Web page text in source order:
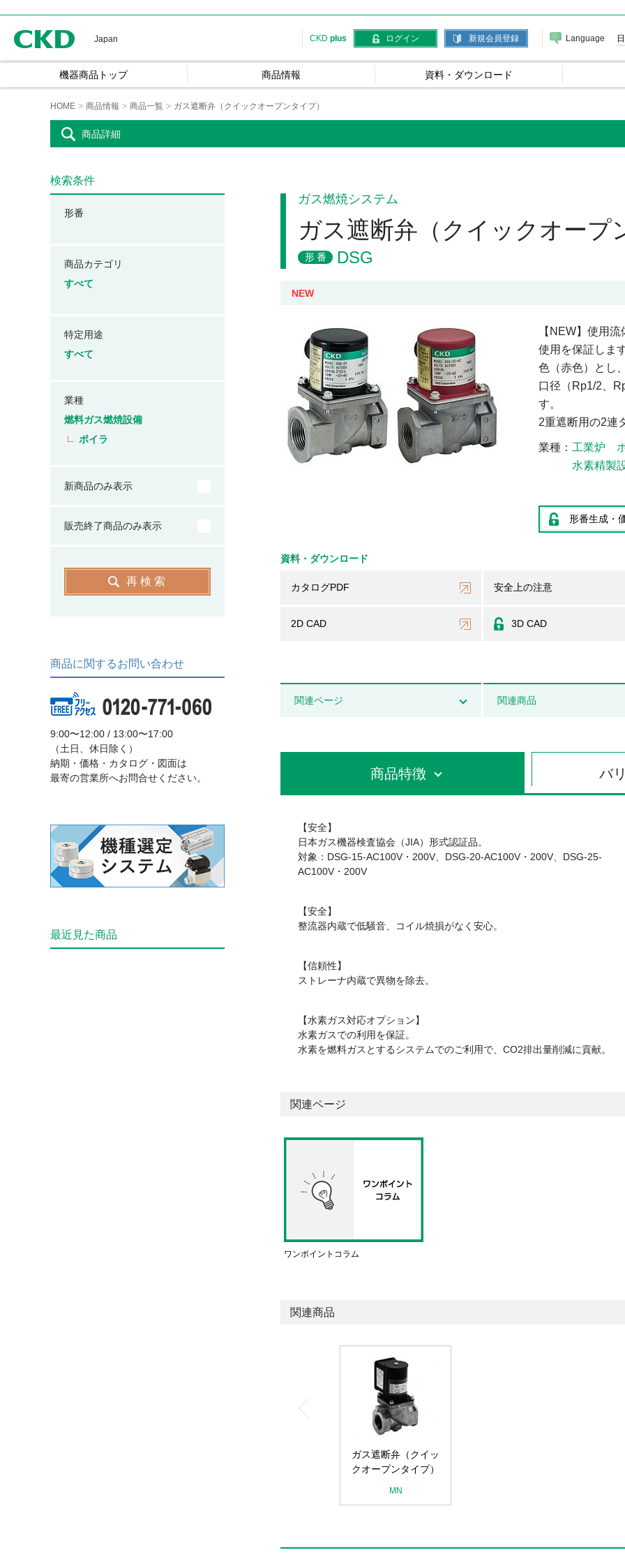
Japan CKD plus ログイン 新規会員登録 Language
機器商品トップ 商品情報 資料・ダウンロード
HOME 商品情報 商品一覧 ガス遮断弁（クイックオープンタイプ）
商品詳細
ガス燃焼システム
ガス遮断弁（クイックオープ
形番 DSG
NEW
【NEW】使用
使用を保証しま
色（赤色）とし
口径（Rp1/2、
す。
2重遮断用の2連
業種 工業炉
水素精製
形番生成・
資料・ダウンロード
カタログPDF 安全上の注意
2D CAD 3D CAD
関連ページ 関連商品
商品特徴 バ
【安全】
日本ガス機器検査協会（JIA）形式認証品。
対象：DSG-15-AC100V・200V、DSG-20-AC100V・200V、DSG-25-
AC100V・200V
【安全】
整流器内蔵で低騒音、コイル焼損がなく安心。
【信頼性】
ストレーナ内蔵で異物を除去。
【水素ガス対応オプション】
水素ガスでの利用を保証。
水素を燃料ガスとするシステムでのご利用で、CO2排出量削減に貢献。
関連ページ
ワンポイントコラム
関連商品
ガス遮断弁（クイッ
クオープンタイプ）
MN
検索条件
形番
商品カテゴリ
すべて
特定用途
すべて
業種
燃料ガス燃焼設備
ボイラ
新商品のみ表示
販売終了商品のみ表示
再検索
商品に関するお問い合わせ
9:00〜12:00 / 13:00〜17:00
（土日、休日除く）
納期・価格・カタログ・図面は
最寄の営業所へお問合せください。
最近見た商品